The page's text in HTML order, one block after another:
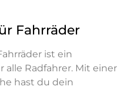
Fahrräder
ist ein
alle Radfahrer. Mit einer
hast du dein